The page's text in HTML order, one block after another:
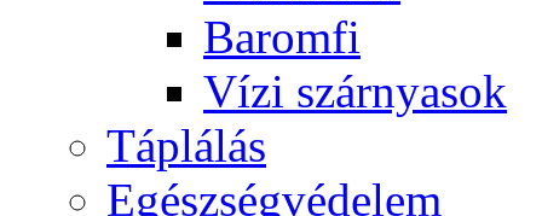
Baromfi
Vízi szárnyasok
Táplálás
Egészségvédelem